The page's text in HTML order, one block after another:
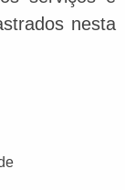
nesta